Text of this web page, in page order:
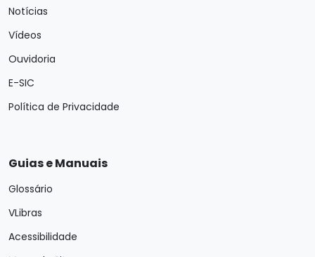
Notícias
Vídeos
Ouvidoria
E-SIC
Política de Privacidade
Guias e Manuais
Glossário
VLibras
Acessibilidade